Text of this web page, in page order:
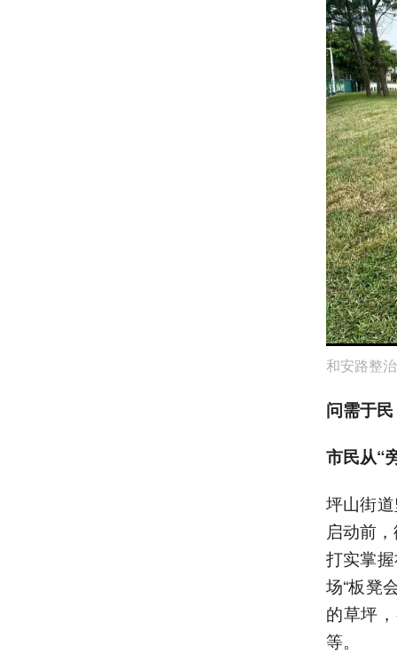
和安路整
问需于民
市民从“
坪山街
启动前
打实掌
场“板凳
的草坪
等。